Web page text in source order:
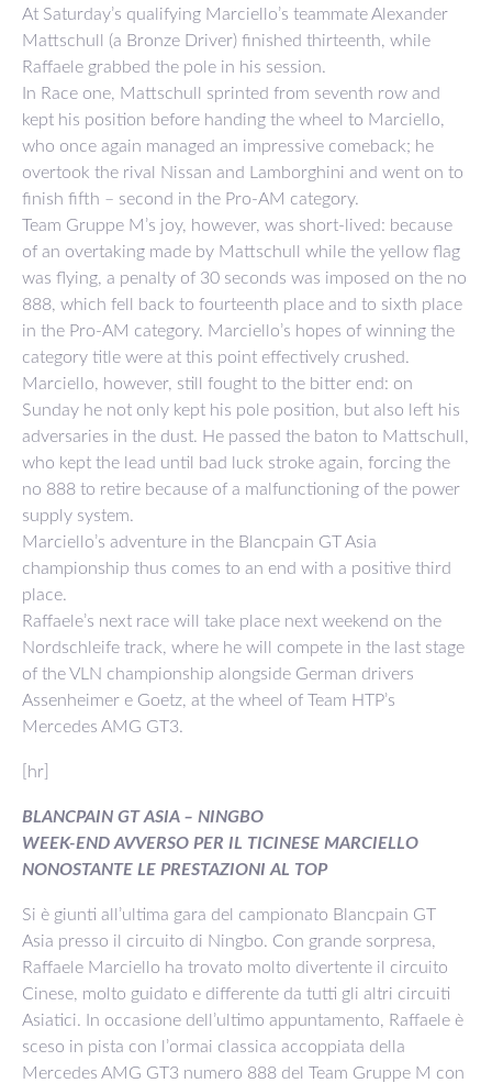
At Saturday’s qualifying Marciello’s teammate Alexander
Mattschull (a Bronze Driver) finished thirteenth, while
Raffaele grabbed the pole in his session.
In Race one, Mattschull sprinted from seventh row and
kept his position before handing the wheel to Marciello,
who once again managed an impressive comeback; he
overtook the rival Nissan and Lamborghini and went on to
finish fifth – second in the Pro-AM category.
Team Gruppe M’s joy, however, was short-lived: because
of an overtaking made by Mattschull while the yellow flag
was flying, a penalty of 30 seconds was imposed on the no
888, which fell back to fourteenth place and to sixth place
in the Pro-AM category. Marciello’s hopes of winning the
category title were at this point effectively crushed.
Marciello, however, still fought to the bitter end: on
Sunday he not only kept his pole position, but also left his
adversaries in the dust. He passed the baton to Mattschull,
who kept the lead until bad luck stroke again, forcing the
no 888 to retire because of a malfunctioning of the power
supply system.
Marciello’s adventure in the Blancpain GT Asia
championship thus comes to an end with a positive third
place.
Raffaele’s next race will take place next weekend on the
Nordschleife track, where he will compete in the last stage
of the VLN championship alongside German drivers
Assenheimer e Goetz, at the wheel of Team HTP’s
Mercedes AMG GT3.
[hr]
BLANCPAIN GT ASIA – NINGBO
WEEK-END AVVERSO PER IL TICINESE MARCIELLO
NONOSTANTE LE PRESTAZIONI AL TOP
Si è giunti all’ultima gara del campionato Blancpain GT
Asia presso il circuito di Ningbo. Con grande sorpresa,
Raffaele Marciello ha trovato molto divertente il circuito
Cinese, molto guidato e differente da tutti gli altri circuiti
Asiatici. In occasione dell’ultimo appuntamento, Raffaele è
sceso in pista con l’ormai classica accoppiata della
Mercedes AMG GT3 numero 888 del Team Gruppe M con